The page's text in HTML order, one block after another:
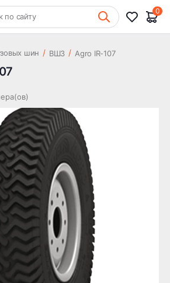
Шиномонтаж
по сайту
0
шин / ВШЗ / Agro IR-107